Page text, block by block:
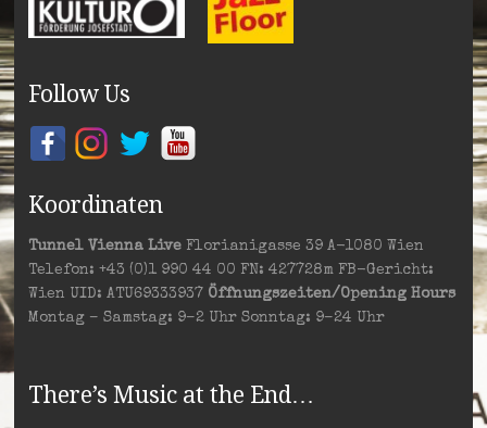
Follow Us
Koordinaten
Tunnel Vienna LiveFlorianigasse 39 A-1080 Wien
Telefon: +43 (0)1 990 44 00 FN: 427728m FB-Gericht:
Wien UID: ATU69333937 Öffnungszeiten/Opening Hours
Montag – Samstag: 9–2 Uhr Sonntag: 9–24 Uhr
There’s Music at the End…